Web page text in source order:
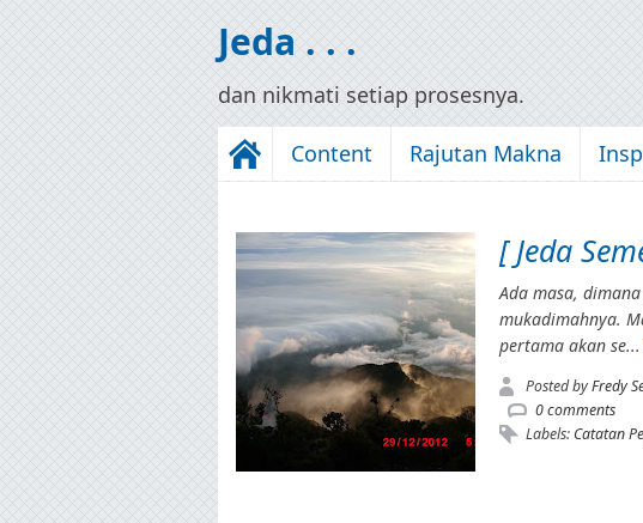
Jeda . . .
dan nikmati setiap prosesnya.
Content Rajutan Makna
[ Jeda
Ada masa,
mukadimahnya.
pertama akan se...
Posted byFredy
0 comments
Labels: Catatan